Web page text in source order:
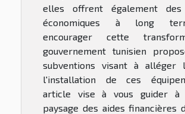
elles offrent également des
économiques à long
encourager cette
gouvernement tunisien
subventions visant à alléger
l'installation de ces
article vise à vous guider à
paysage des aides financières